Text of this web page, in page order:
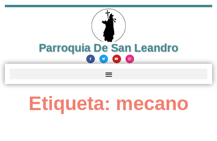
Parroquia De San Leandro
Etiqueta: mecano